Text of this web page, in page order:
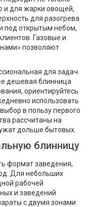
и для жарки овощей,
для разогрева
под открытым небом,
Газовые и
позволяют
для задач
дешевая блинница
ориентируйтесь
использовать
в пользу первого
рассчитаны на
дольше бытовых.
блинницу
формат заведения,
Для небольших
рабочей
и заведений
с двумя зонами